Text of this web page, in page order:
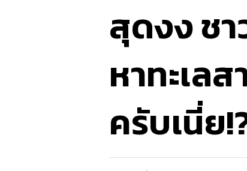
สุดงง ชา
หาทะเล
ครับเนี่ย